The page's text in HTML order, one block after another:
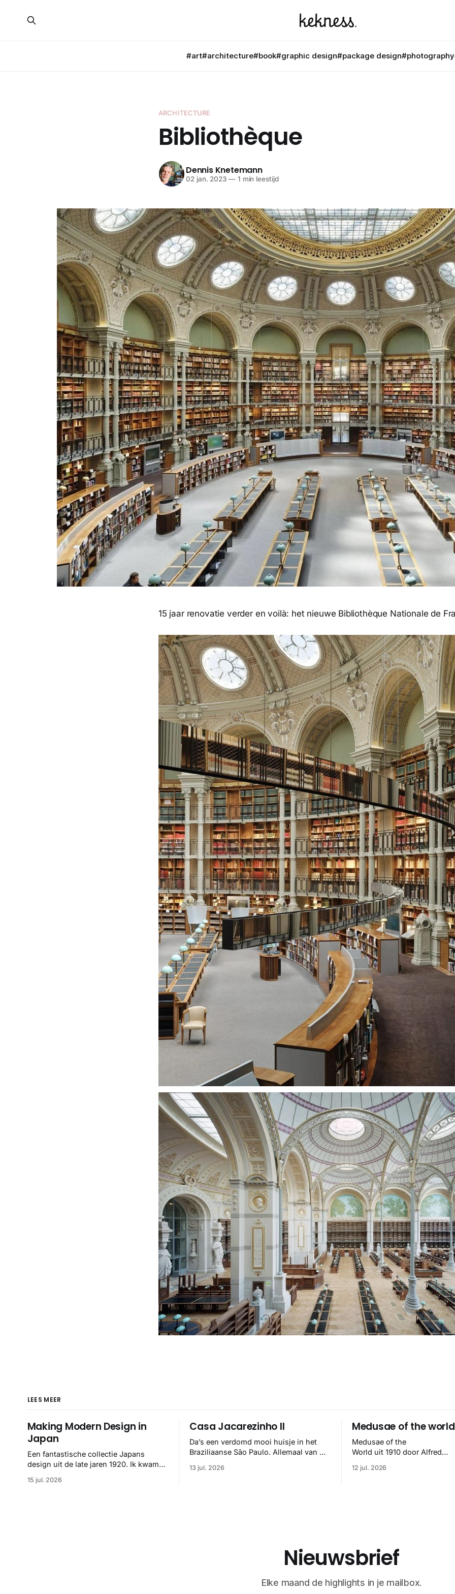
#art#architecture#book#graphic design#package design#photography
ARCHITECTURE
Bibliothèque
Dennis Knetemann
02 jan. 2023 —1 min leestijd
15 jaar renovatie verder en voilà: het nieuwe Bibliothèque Nationale de
LEES MEER
Making Modern Design in
Japan
Een fantastische collectie Japans
design uit de late jaren 1920. Ik kwam
maar het Letterform Archive heeft het
15 jul. 2026
Casa Jacarezinho II
Da’s een verdomd mooi huisje in het
Braziliaanse São Paulo. Allemaal van de
helemaal 👌🏼
13 jul. 2026
Medusae of the world
Medusae of the
World uit 1910 door Alfred
meesterwerk binnen de
kleurendrukplaten van Mayer
12 jul. 2026
Nieuwsbrief
Elke maand de highlights in je mailbox.